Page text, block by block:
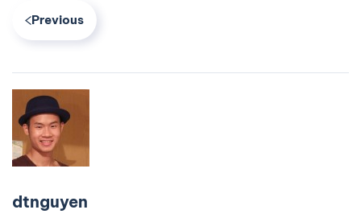
Previous
dtnguyen